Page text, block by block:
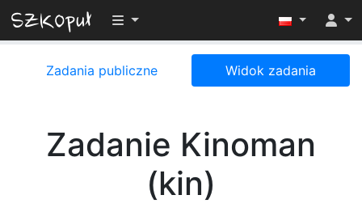
Przełącz widoczność menu
Zadania publiczne Widok zadania
Zadanie Kinoman
(kin)